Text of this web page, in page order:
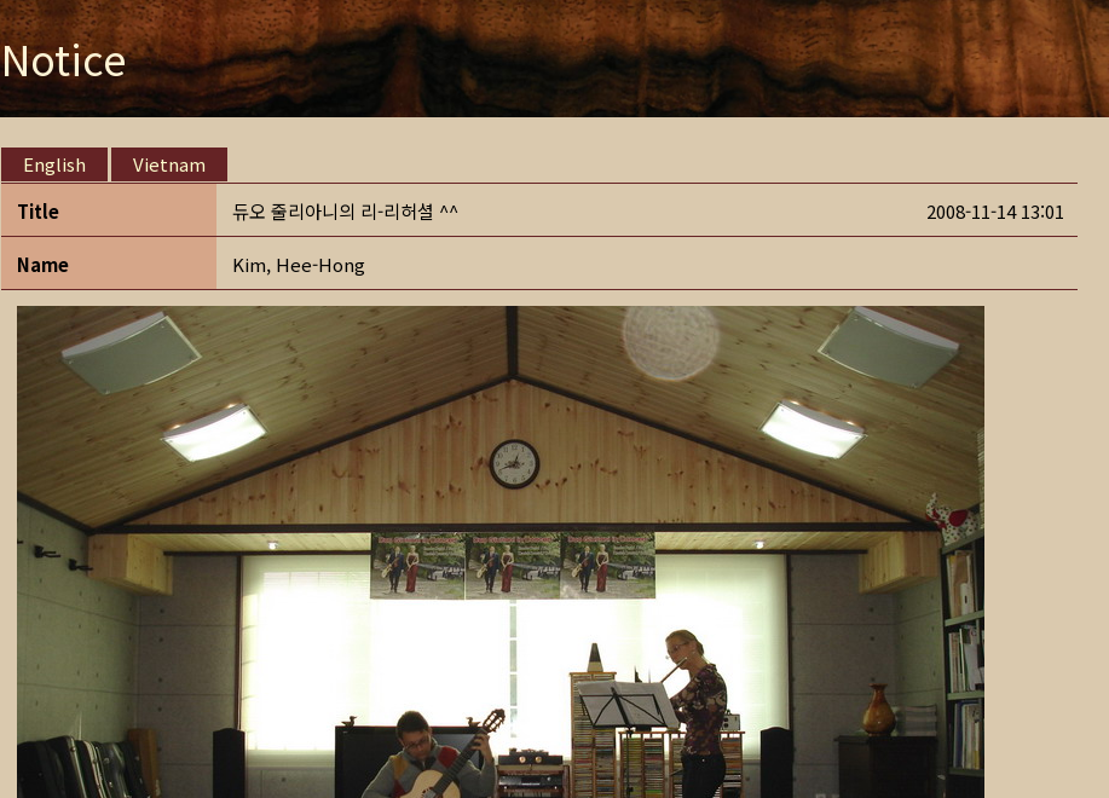
Notice
English
Vietnam
Title
듀오 줄리아니의 리-리허셜 ^^ 2008-11-14 13:01
Name Kim, Hee-Hong